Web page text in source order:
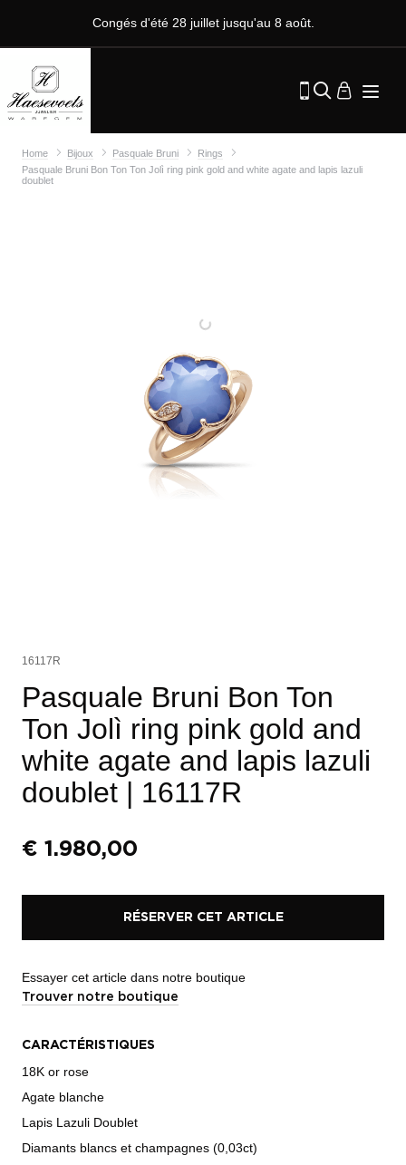
Congés d'été 28 juillet jusqu'au 8 août.
Home Bijoux Pasquale Bruni
Rings
Pasquale Bruni Bon Ton Ton Jolì ring pink gold and white agate and lapis lazuli
doublet
16117R
Pasquale Bruni Bon Ton
Ton Jolì ring pink gold and
white agate and lapis lazuli
doublet | 16117R
€ 1.980,00
RÉSERVER CET ARTICLE
Essayer cet article dans notre boutique
Trouver notre boutique
CARACTÉRISTIQUES
18K or rose
Agate blanche
Lapis Lazuli Doublet
Diamants blancs et champagnes (0,03ct)